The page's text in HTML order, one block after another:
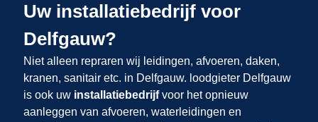
Uw installatiebedrijf voor
Delfgauw?
Niet alleen repraren wij leidingen, afvoeren, daken,
kranen, sanitair etc. in Delfgauw. loodgieter Delfgauw
is ook uw installatiebedrijfvoor het opnieuw
aanleggen van afvoeren, waterleidingen en